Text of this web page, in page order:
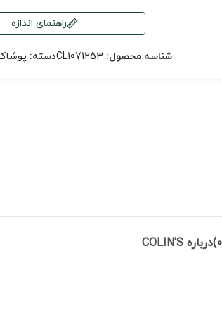
راهنمای اندازه
شناسه محصول: CL1071253دسته:
درباره COLIN'S